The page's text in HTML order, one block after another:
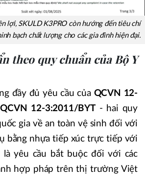
lợi, SKULD K3PRO còn hướng đến tiêu chí
bạch chất lượng cho các gia đình hiện đại.
theo quy chuẩn của Bộ Y
đầy đủ yêu cầu của QCVN 12-
QCVN 12-3:2011/BYT- hai quy
gia về an toàn vệ sinh đối với
bằng nhựa tiếp xúc trực tiếp với
yêu cầu bắt buộc đối với các
hợp pháp trên thị trường Việt